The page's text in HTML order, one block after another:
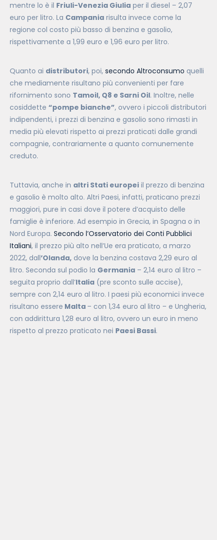
mentre lo è il Friuli-Venezia Giulia per il diesel – 2,07
euro per litro. La Campania risulta invece come la
regione col costo più basso di benzina e gasolio,
rispettivamente a 1,99 euro e 1,96 euro per litro.
Quanto ai distributori, poi, secondo Altroconsumo quelli
che mediamente risultano più convenienti per fare
rifornimento sono Tamoil, Q8 e Sarni Oil. Inoltre, nelle
cosiddette “pompe bianche”, ovvero i piccoli distributori
indipendenti, i prezzi di benzina e gasolio sono rimasti in
media più elevati rispetto ai prezzi praticati dalle grandi
compagnie, contrariamente a quanto comunemente
creduto.
Tuttavia, anche in altri Stati europei il prezzo di benzina
e gasolio è molto alto. Altri Paesi, infatti, praticano prezzi
maggiori, pure in casi dove il potere d’acquisto delle
famiglie è inferiore. Ad esempio in Grecia, in Spagna o in
Nord Europa. Secondo l’Osservatorio dei Conti Pubblici
Italiani, il prezzo più alto nell’Ue era praticato, a marzo
2022, dall’Olanda, dove la benzina costava 2,29 euro al
litro. Seconda sul podio la Germania – 2,14 euro al litro –
seguita proprio dall’Italia (pre sconto sulle accise),
sempre con 2,14 euro al litro. I paesi più economici invece
risultano essere Malta – con 1,34 euro al litro – e Ungheria,
con addirittura 1,28 euro al litro, ovvero un euro in meno
rispetto al prezzo praticato nei Paesi Bassi.